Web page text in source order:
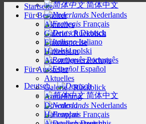
简体中文
Nederlands
Français
Deutsch
Italiano
polski
Português
Español
Deutsch
简体中文
Nederlands
Français
Startseite
Für Besucher
Aktuelles
Galerie / Rückblick
Eintrittspreise
Hallenplan
Ausstellerverzeichnis
Für Aussteller
Aktuelles
Galerie / Rückblick
Anmeldung
Download
Hallenplan